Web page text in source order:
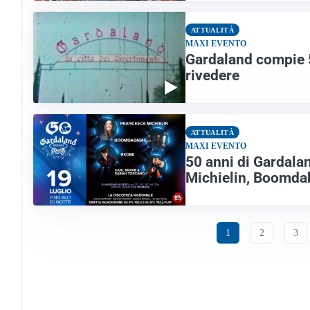
ATTUALITÀ
MAXI EVENTO
Gardaland
rivedere
ATTUALITÀ
MAXI EVENTO
50 anni di
Michielin,
1 2 3